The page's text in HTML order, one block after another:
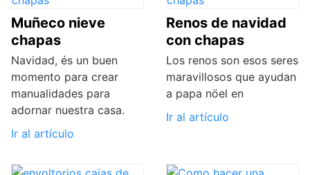
Muñeco nieve
chapas
Navidad, és un buen
momento para crear
manualidades para
adornar nuestra casa.
Ir al artículo
Renos de navidad
con chapas
Los renos son esos seres
maravillosos que ayudan
a papa nöel en
Ir al artículo